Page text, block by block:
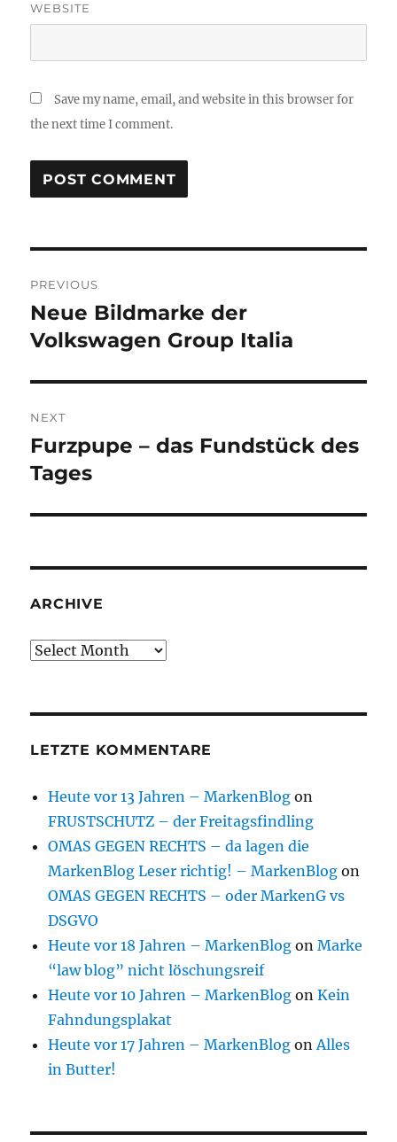
WEBSITE
Save my name, email, and website in this browser for
the next time I comment.
navigation
PREVIOUS
Previous
post:
Neue Bildmarke der
Volkswagen Group Italia
NEXT
Next
post:
Furzpupe – das Fundstück des
Tages
ARCHIVE
Archive
LETZTE KOMMENTARE
Heute vor 13 Jahren – MarkenBlog on
FRUSTSCHUTZ – der Freitagsfindling
OMAS GEGEN RECHTS – da lagen die
MarkenBlog Leser richtig! – MarkenBlog on
OMAS GEGEN RECHTS – oder MarkenG vs
DSGVO
Heute vor 18 Jahren – MarkenBlog onMarke
“law blog” nicht löschungsreif
Heute vor 10 Jahren – MarkenBlog onKein
Fahndungsplakat
Heute vor 17 Jahren – MarkenBlog onAlles
in Butter!